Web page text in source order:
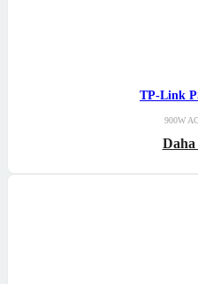
TP-Link
900W
Daha